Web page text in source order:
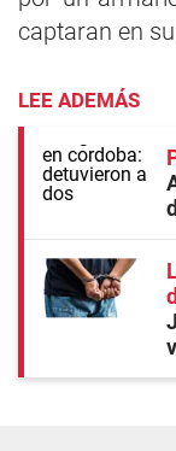
captaran en
LEE ADEMÁS